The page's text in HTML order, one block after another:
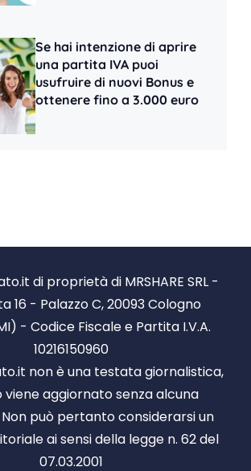
Se hai intenzione di aprire
una partita IVA puoi
usufruire di nuovi Bonus e
ottenere fino a 3.000 euro
di proprietà di MRSHARE SRL -
16 - Palazzo C, 20093 Cologno
- Codice Fiscale e Partita I.V.A.
10216150960
non è una testata giornalistica,
viene aggiornato senza alcuna
può pertanto considerarsi un
ai sensi della legge n. 62 del
07.03.2001